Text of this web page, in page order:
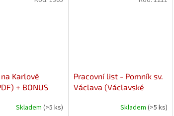
Karlově
+ BONUS
Skladem (>5 ks)
Pracovní list - Pomník sv.
Václava (Václavské
Skladem(>5 ks)